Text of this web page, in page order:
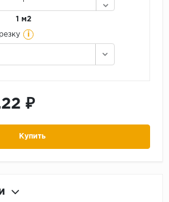
1 м2
i
₽
Купить